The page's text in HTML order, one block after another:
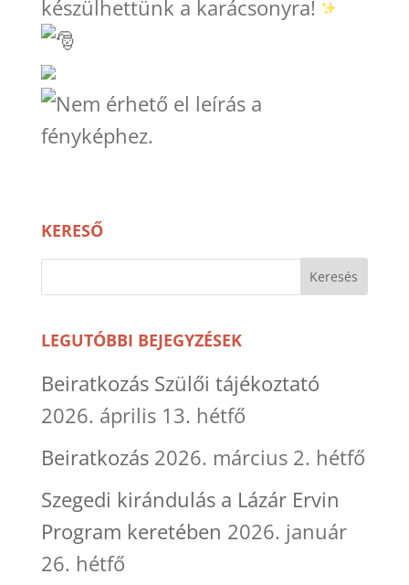
készülhettünk a karácsonyra!
KERESŐ
LEGUTÓBBI BEJEGYZÉSEK
Beiratkozás Szülői tájékoztató
2026. április 13. hétfő
Beiratkozás 2026. március 2. hétfő
Szegedi kirándulás a Lázár Ervin
Program keretében 2026. január
26. hétfő